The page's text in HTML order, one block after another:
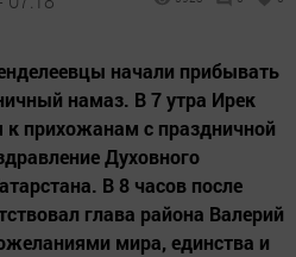
начали прибывать
намаз. В 7 утра Ирек
к прихожанам с праздничной
Духовного
В 8 часов после
глава района Валерий
мира, единства и